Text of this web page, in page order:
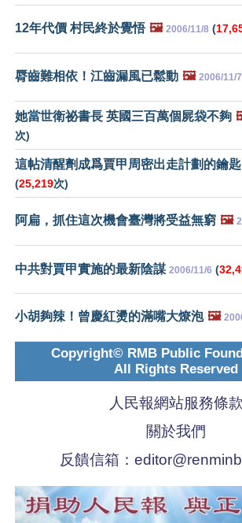
12年代價 村民終於覺悟 🖼️ 2006/11/8 (
脣齒難相依！江齒漏風已鬆動 🖼️ 2006/11/7
她當世衛祕書長 英國三百萬個屍袋不夠
次)
這帖清醒劑成爲賈甲周密出走計劃的鑰匙
(25,219次)
阿扁，抓住這次機會臺灣將受益無窮 🖼️
中共對賈甲實施的最新陰謀 2006/11/6 (
小胡夠辣！曾慶紅燙的滿嘴大燎泡 🖼️
Copyright© RMB Public
All Rights Reserved
人民報網站服務條款
關於我們
反饋信箱：